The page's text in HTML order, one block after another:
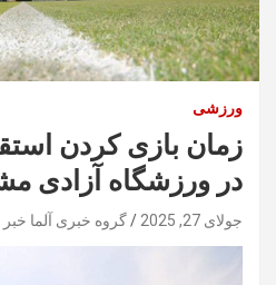
ورزشی
زمان بازی کردن
در ورزشگاه
جولای 27, 2025 گروه خبری آلما خبر